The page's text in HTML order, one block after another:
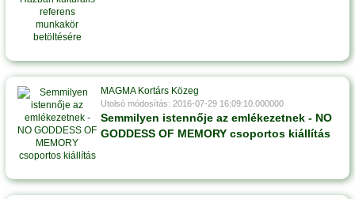
MAGMA Kortárs Közeg
Utolsó módosítás: 2016-07-29 16:09:10.000000
Semmilyen istennője az emlékezetnek - NO
GODDESS OF MEMORY csoportos kiállítás